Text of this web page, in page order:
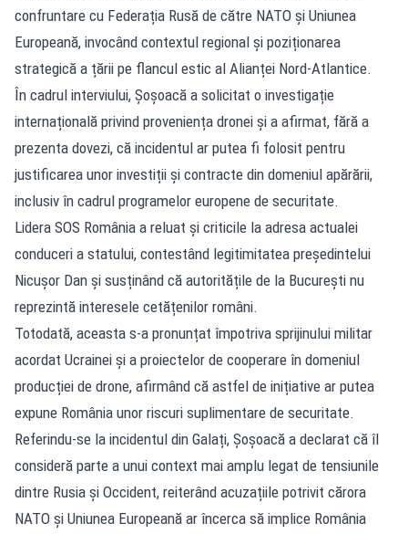
confruntare cu Federația Rusă de către NATO și Uniunea
Europeană, invocând contextul regional și poziționarea
strategică a țării pe flancul estic al Alianței Nord-Atlantice.
În cadrul interviului, Șoșoacă a solicitat o investigație
internațională privind proveniența dronei și a afirmat, fără a
prezenta dovezi, că incidentul ar putea fi folosit pentru
justificarea unor investiții și contracte din domeniul apărării,
inclusiv în cadrul programelor europene de securitate.
Lidera SOS România a reluat și criticile la adresa actualei
conduceri a statului, contestând legitimitatea președintelui
Nicușor Dan și susținând că autoritățile de la București nu
reprezintă interesele cetățenilor români.
Totodată, aceasta s-a pronunțat împotriva sprijinului militar
acordat Ucrainei și a proiectelor de cooperare în domeniul
producției de drone, afirmând că astfel de inițiative ar putea
expune România unor riscuri suplimentare de securitate.
Referindu-se la incidentul din Galați, Șoșoacă a declarat că îl
consideră parte a unui context mai amplu legat de tensiunile
dintre Rusia și Occident, reiterând acuzațiile potrivit cărora
NATO și Uniunea Europeană ar încerca să implice România